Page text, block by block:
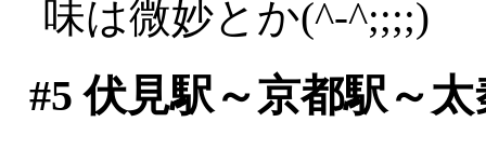
味は微妙とか(^-^;;;;)
#5 伏見駅～京都駅～太